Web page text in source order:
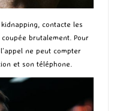
contacte les
brutalement. Pour
ne peut compter
et son téléphone.